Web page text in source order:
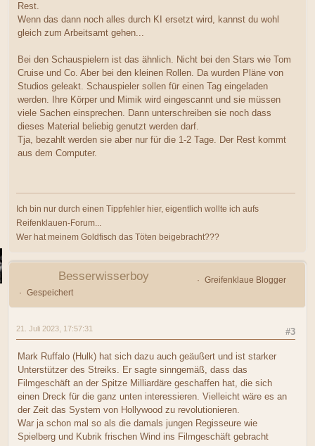
Rest.
Wenn das dann noch alles durch KI ersetzt wird, kannst du wohl
gleich zum Arbeitsamt gehen...
Bei den Schauspielern ist das ähnlich. Nicht bei den Stars wie Tom
Cruise und Co. Aber bei den kleinen Rollen. Da wurden Pläne von
Studios geleakt. Schauspieler sollen für einen Tag eingeladen
werden. Ihre Körper und Mimik wird eingescannt und sie müssen
viele Sachen einsprechen. Dann unterschreiben sie noch dass
dieses Material beliebig genutzt werden darf.
Tja, bezahlt werden sie aber nur für die 1-2 Tage. Der Rest kommt
aus dem Computer.
Ich bin nur durch einen Tippfehler hier, eigentlich wollte ich aufs
Reifenklauen-Forum...
Wer hat meinem Goldfisch das Töten beigebracht???
Besserwisserboy
Greifenklaue Blogger
Gespeichert
#3
21. Juli 2023, 17:57:31
Mark Ruffalo (Hulk) hat sich dazu auch geäußert und ist starker
Unterstützer des Streiks. Er sagte sinngemäß, dass das
Filmgeschäft an der Spitze Milliardäre geschaffen hat, die sich
einen Dreck für die ganz unten interessieren. Vielleicht wäre es an
der Zeit das System von Hollywood zu revolutionieren.
War ja schon mal so als die damals jungen Regisseure wie
Spielberg und Kubrik frischen Wind ins Filmgeschäft gebracht